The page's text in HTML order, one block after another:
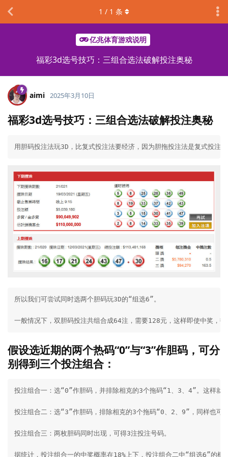
亿兆体育游戏说明
福彩3d选号技巧：三组合选法破解投注奥秘
1 / 1 条
aimi 2025年3月10日
福彩3d选号技巧：三组合选法破解投注奥秘
用胆码投注法玩3D，比复式投注法要经济，因为胆拖投注法是复式投
所以我们可尝试同时选两个胆码玩3D的“组选6”。
一般情况下，双胆码投注共组合成64注，需要128元，这样即使中奖，
假设选近期的两个热码“0”与“3”作胆码，可分
别得到三个投注组合：
投注组合一：选“0”作胆码，并排除相克的3个拖码“1、3、4”。这样
投注组合二：选“3”作胆码，排除相克的3个拖码“0、2、9”，同样也可
投注组合三：两枚胆码同时出现，可得3注投注号码。
据统计，投注组合一的中奖概率在18%上下，投注组合二中“组选6”的